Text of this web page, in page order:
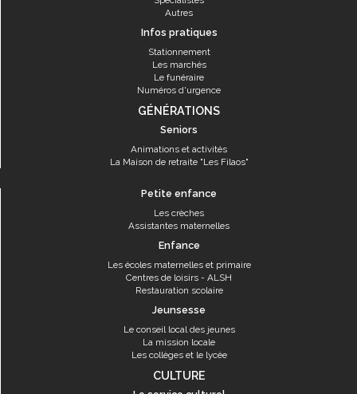
Autres
Infos pratiques
Stationnement
Les marchés
Le funéraire
Numéros d'urgence
GÉNÉRATIONS
Seniors
Animations et activités
La Maison de retraite "Les Filaos"
Petite enfance
Les crèches
Assistantes maternelles
Enfance
Les écoles maternelles et primaire
Centres de loisirs - ALSH
Restauration scolaire
Jeunsesse
Le conseil local des jeunes
La mission locale
Les collèges et le lycée
CULTURE